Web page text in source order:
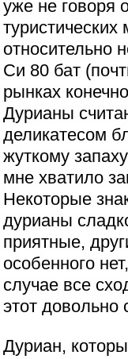
уже не говоря
относительно
Си 80 бат
рынках
Дурианы
деликатесом
жуткому
мне хватило
Некоторые
дурианы
приятные,
особенного
случае все
этот
Дуриан,